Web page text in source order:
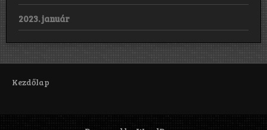
2023. január
Kezdőlap